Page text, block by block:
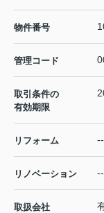
物件番号
管理コード
取引条件の
有効期限
リフォーム
リノベーション --
取扱会社